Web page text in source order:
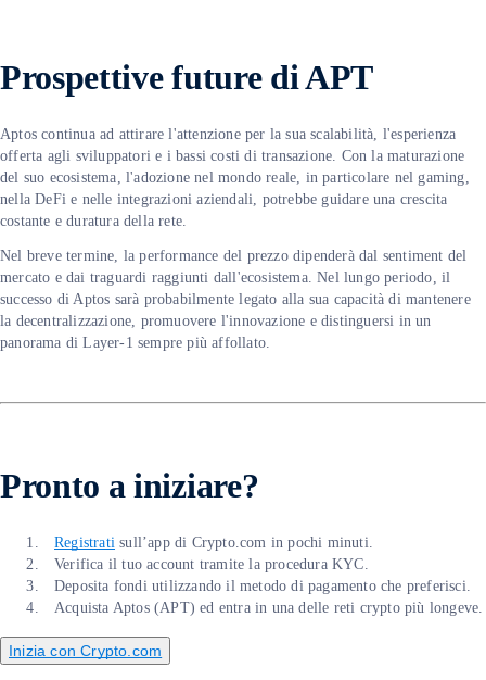
Prospettive future di APT
Aptos continua ad attirare l'attenzione per la sua scalabilità, l'esperienza
offerta agli sviluppatori e i bassi costi di transazione. Con la maturazione
del suo ecosistema, l'adozione nel mondo reale, in particolare nel gaming,
nella DeFi e nelle integrazioni aziendali, potrebbe guidare una crescita
costante e duratura della rete.
Nel breve termine, la performance del prezzo dipenderà dal sentiment del
mercato e dai traguardi raggiunti dall'ecosistema. Nel lungo periodo, il
successo di Aptos sarà probabilmente legato alla sua capacità di mantenere
la decentralizzazione, promuovere l'innovazione e distinguersi in un
panorama di Layer-1 sempre più affollato.
Pronto a iniziare?
Registrati sull’app di Crypto.com in pochi minuti.
Verifica il tuo account tramite la procedura KYC.
Deposita fondi utilizzando il metodo di pagamento che preferisci.
Acquista Aptos (APT) ed entra in una delle reti crypto più longeve.
Inizia con Crypto.com